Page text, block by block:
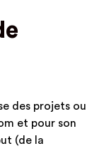
des projets ou
et pour son
(de la